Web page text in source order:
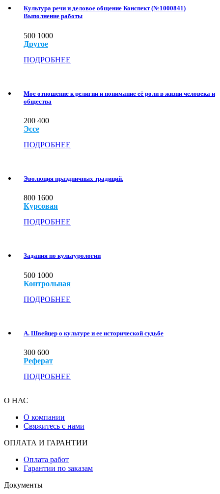
Культура речи и деловое общение Конспект (№1000841)
Выполнение работы
500 1000
Другое
ПОДРОБНЕЕ
Мое отношение к религии и понимание её роли в жизни человека и
общества
200 400
Эссе
ПОДРОБНЕЕ
Эволюция праздничных традиций.
800 1600
Курсовая
ПОДРОБНЕЕ
Задания по культурологии
500 1000
Контрольная
ПОДРОБНЕЕ
А. Швейцер о культуре и ее исторической судьбе
300 600
Реферат
ПОДРОБНЕЕ
О НАС
О компании
Свяжитесь с нами
ОПЛАТА И ГАРАНТИИ
Оплата работ
Гарантии по заказам
Документы